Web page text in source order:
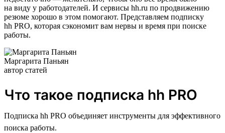
на виду у работодателей. И сервисы hh.ru по продвижению
резюме хорошо в этом помогают. Представляем подписку
hh PRO, которая сэкономит вам нервы и время при поиске
работы.
Маргарита Паньян
автор статей
Что такое подписка hh PRO
Подписка hh PRO объединяет инструменты для эффективного
поиска работы.